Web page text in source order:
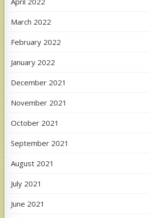
March 2022
February 2022
January 2022
December 2021
November 2021
October 2021
September 2021
August 2021
July 2021
June 2021